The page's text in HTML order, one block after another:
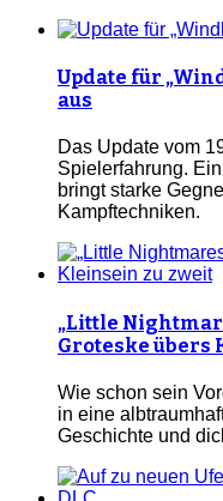
Update für
aus
Das Update vom
Spielerfahrung.
bringt starke
Kampftechniken.
„Little
Groteske übers
Wie schon sein
in eine
Geschichte und